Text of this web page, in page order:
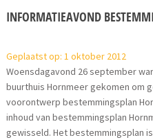
INFORMATIEAVOND
Geplaatst op: 1 oktober 2012
Woensdagavond 26 september
buurthuis Hornmeer gekomen om
voorontwerp bestemmingsplan
inhoud van bestemmingsplan
gewisseld. Het bestemmingsplan